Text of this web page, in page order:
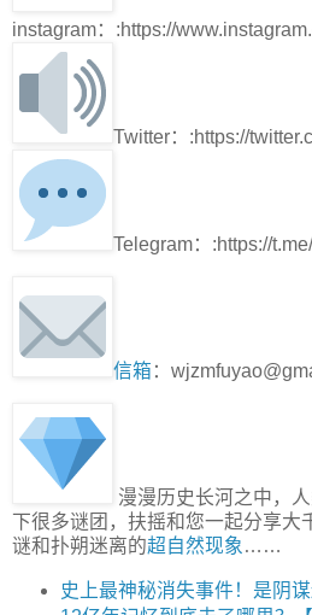
instagram：:https://
Twitter：:https://
Telegram：:https://
信箱 ：
漫漫历史长河之中，
下很多谜团，扶摇和您一起分享大
谜和扑朔迷离的超自然现象 ……
史上最神秘消失事件！是阴